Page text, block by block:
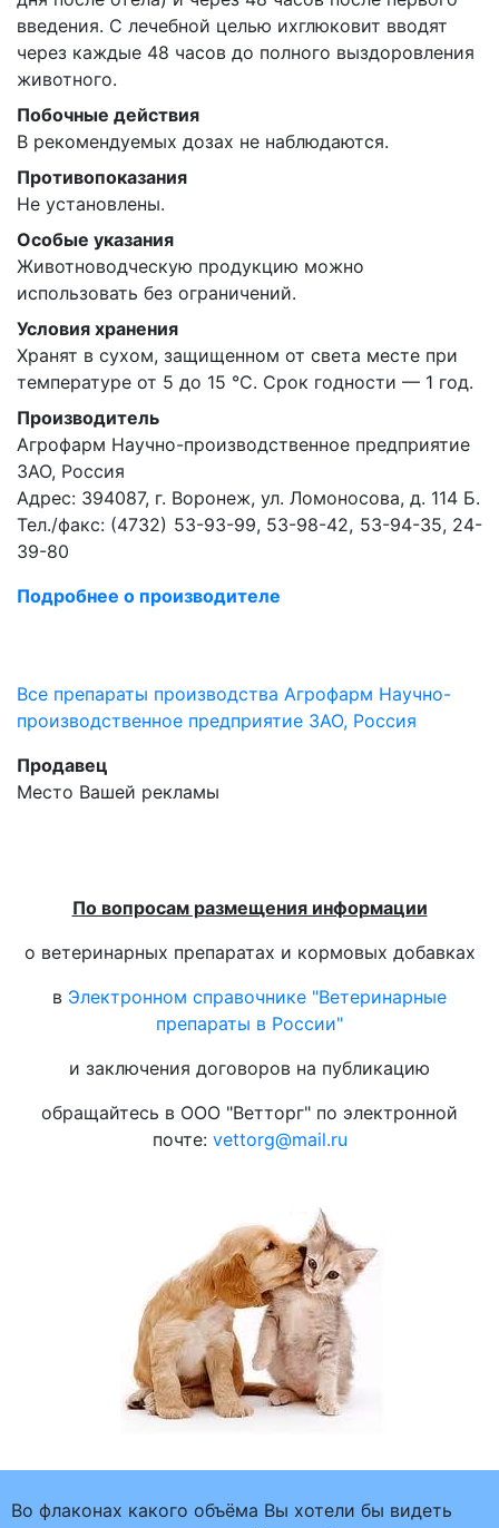
введения. С лечебной целью ихглюковит вводят
через каждые 48 часов до полного выздоровления
животного.
Побочные действия
В рекомендуемых дозах не наблюдаются.
Противопоказания
Не установлены.
Особые указания
Животноводческую продукцию можно
использовать без ограничений.
Условия хранения
Хранят в сухом, защищенном от света месте при
температуре от 5 до 15 °С. Срок годности — 1 год.
Производитель
Агрофарм Научно-производственное предприятие
ЗАО, Россия
Адрес: 394087, г. Воронеж, ул. Ломоносова, д. 114 Б.
Тел./факс: (4732) 53-93-99, 53-98-42, 53-94-35, 24-
39-80
Подробнее о производителе
Все препараты производства Агрофарм Научно-
производственное предприятие ЗАО, Россия
Продавец
Место Вашей рекламы
По вопросам размещения информации
о ветеринарных препаратах и кормовых добавках
в Электронном справочнике "Ветеринарные
препараты в России"
и заключения договоров на публикацию
обращайтесь в ООО "Ветторг" по электронной
почте: vettorg@mail.ru
Во флаконах какого объёма Вы хотели бы видеть